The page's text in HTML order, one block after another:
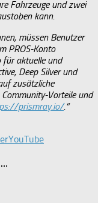
Fahrzeuge und zwei
kann.
müssen Benutzer
PROS-Konto
für aktuelle und
Deep Silver und
zusätzliche
Vorteile und
prismray.io/.“
YouTube
…